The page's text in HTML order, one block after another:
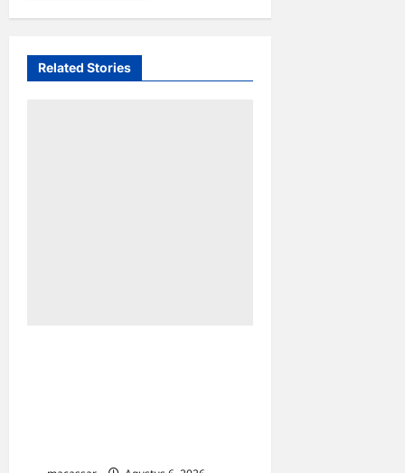
Related Stories